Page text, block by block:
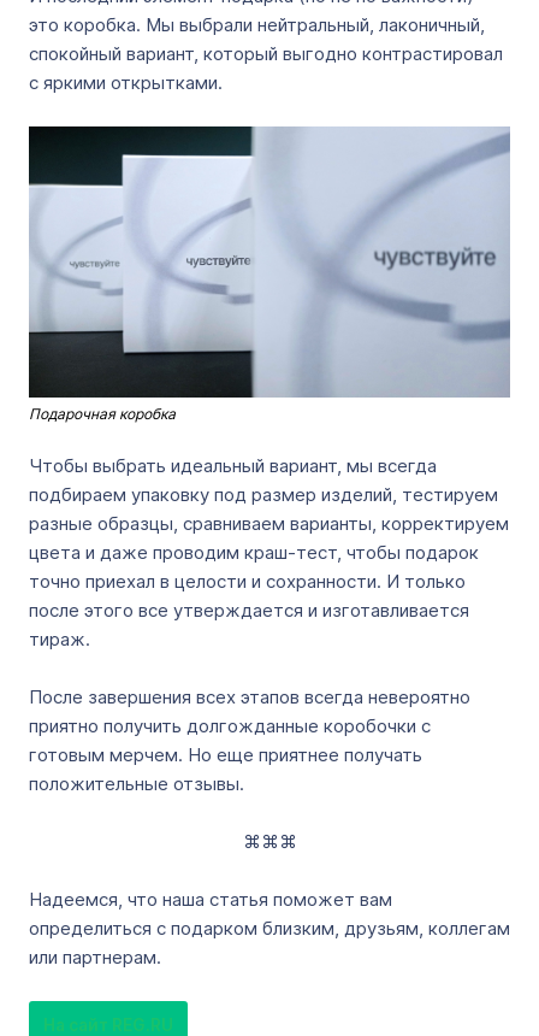
это коробка. Мы выбрали нейтральный, лаконичный,
спокойный вариант, который выгодно контрастировал
с яркими открытками.
Подарочная коробка
Чтобы выбрать идеальный вариант, мы всегда
подбираем упаковку под размер изделий, тестируем
разные образцы, сравниваем варианты, корректируем
цвета и даже проводим краш-тест, чтобы подарок
точно приехал в целости и сохранности. И только
после этого все утверждается и изготавливается
тираж.
После завершения всех этапов всегда невероятно
приятно получить долгожданные коробочки с
готовым мерчем. Но еще приятнее получать
положительные отзывы.
⌘⌘⌘
Надеемся, что наша статья поможет вам
определиться с подарком близким, друзьям, коллегам
или партнерам.
На сайт REG.RU